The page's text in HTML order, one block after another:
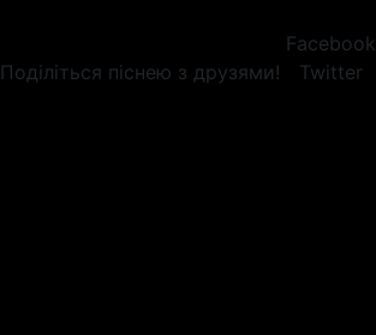
Поділіться піснею з друзями!
Facebook
Twitter